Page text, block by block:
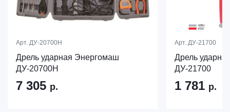
Арт. ДУ-20700Н
Дрель ударная Энергомаш
ДУ-20700Н
7 305 р.
Арт. ДУ-21700
Дрель
ДУ-21700
1 781 р.